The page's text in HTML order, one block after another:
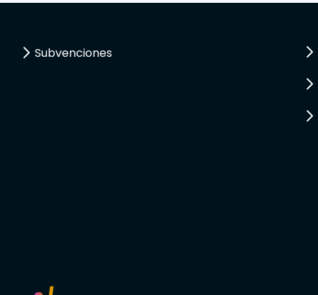
Subvenciones